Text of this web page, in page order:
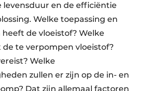
levensduur en de efficiëntie
Welke toepassing en
de vloeistof? Welke
te verpompen vloeistof?
Welke
zullen er zijn op de in- en
Dat zijn allemaal factoren